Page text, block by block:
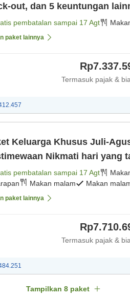
dan 5 keuntungan lainnya Habiskan
bersama orang y
pembatalan sampai 17 Agt
paket lainnya
Termasuk pajak &
Keluarga Khusus Juli-
hari yang tak terlupakan bersama
anak[Makan di Kamar]
pembatalan sampai 17 Agt
Makan malam Makan
paket lainnya
Termasuk pajak &
Tampilkan 8 paket